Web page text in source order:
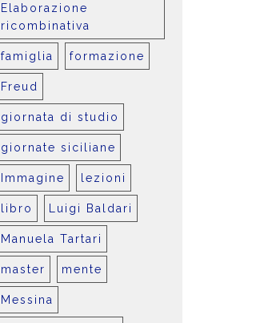
Elaborazione
ricombinativa
famiglia formazione
Freud
giornata di studio
giornate siciliane
Immagine lezioni
libro Luigi Baldari
Manuela Tartari
master mente
Messina